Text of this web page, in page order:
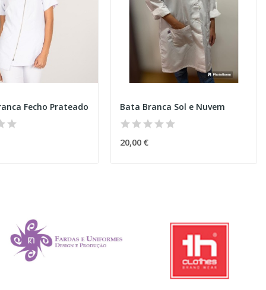
Fecho Prateado Bata Branca Sol e Nuvem
20,00 €